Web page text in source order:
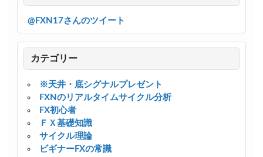
@FXN17さんのツイート
カテゴリー
※天井・底シグナルプレゼント
FXNのリアルタイムサイクル分析
FX初心者
ＦＸ基礎知識
サイクル理論
ビギナーFXの常識